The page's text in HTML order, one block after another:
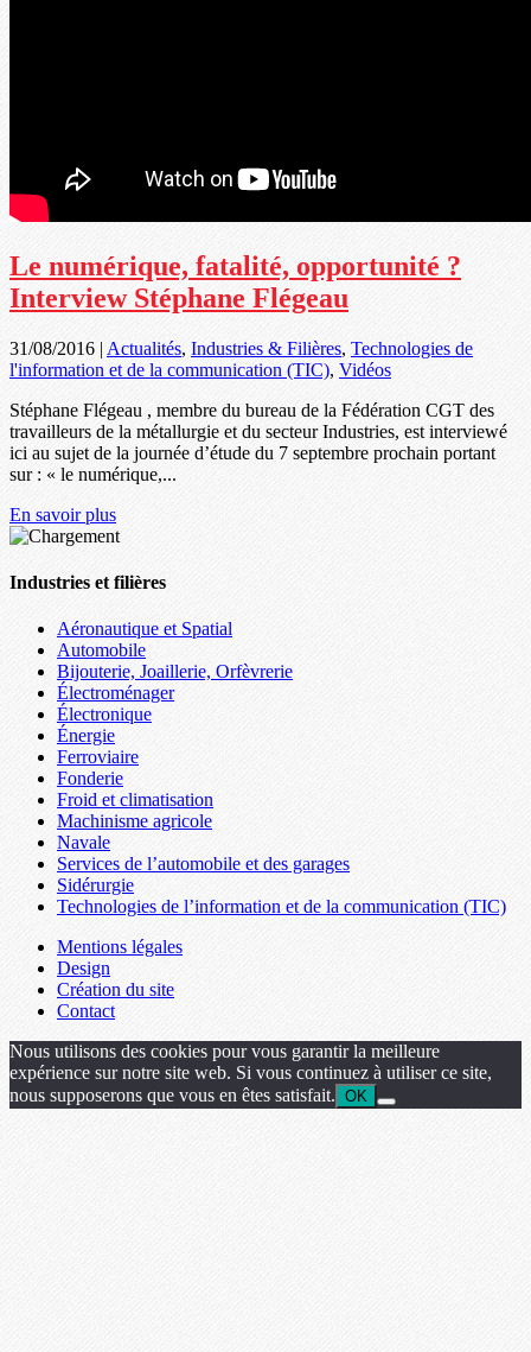
Le numérique, fatalité, opportunité ?
Interview Stéphane Flégeau
31/08/2016 | Actualités, Industries & Filières, Technologies de
l'information et de la communication (TIC), Vidéos
Stéphane Flégeau , membre du bureau de la Fédération CGT des
travailleurs de la métallurgie et du secteur Industries, est interviewé
ici au sujet de la journée d’étude du 7 septembre prochain portant
sur : « le numérique,...
En savoir plus
Industries et filières
Aéronautique et Spatial
Automobile
Bijouterie, Joaillerie, Orfèvrerie
Électroménager
Électronique
Énergie
Ferroviaire
Fonderie
Froid et climatisation
Machinisme agricole
Navale
Services de l’automobile et des garages
Sidérurgie
Technologies de l’information et de la communication (TIC)
Mentions légales
Design
Création du site
Contact
Nous utilisons des cookies pour vous garantir la meilleure
expérience sur notre site web. Si vous continuez à utiliser ce site,
nous supposerons que vous en êtes satisfait. OK